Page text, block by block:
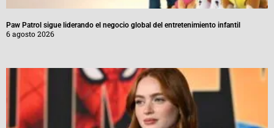
Paw Patrol sigue liderando el negocio global del entretenimiento infantil
6 agosto 2026